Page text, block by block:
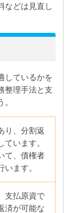
などは見直し
しているかを
整理手法と支
り、分割返
います。
て、債権者
います。
支払原資で
済が可能な